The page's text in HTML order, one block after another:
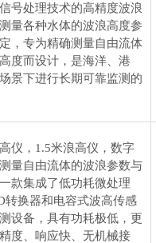
号处理技术的高精度波浪
量各种水体的波浪高度参
，专为精确测量自由流体
度而设计，是海洋、港
景下进行长期可靠监测的
仪，1.5米浪高仪，数字
量自由流体的波浪参数与
款集成了低功耗微处理
转换器和电容式波高传感
设备，具有功耗极低，更
度、响应快、无机械接